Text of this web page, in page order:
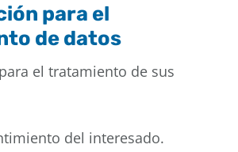
para el
de datos
el tratamiento de sus
del interesado.